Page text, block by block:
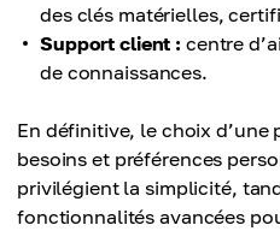
des clés matérielles,
Support client : centre
de connaissances.
En définitive, le choix
besoins et préférences
privilégient la simplicité,
fonctionnalités avancées